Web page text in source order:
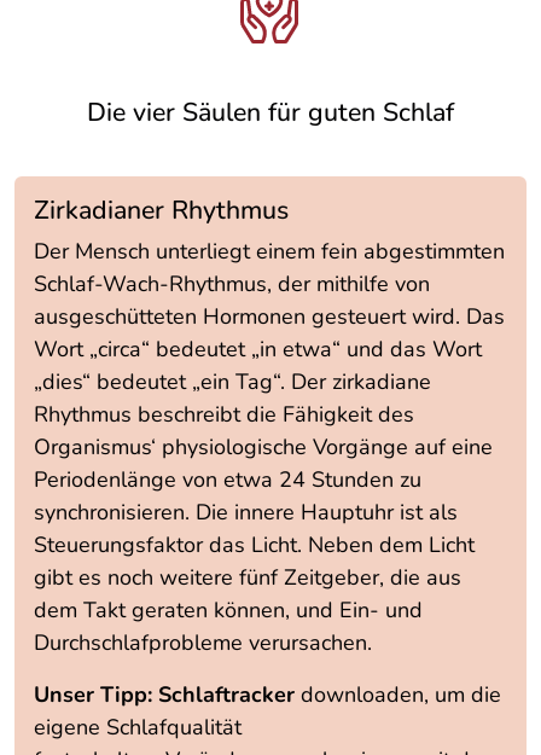
Die vier Säulen für guten Schlaf
Zirkadianer Rhythmus
Der Mensch unterliegt einem fein abgestimmten
Schlaf-Wach-Rhythmus, der mithilfe von
ausgeschütteten Hormonen gesteuert wird. Das
Wort „circa“ bedeutet „in etwa“ und das Wort
„dies“ bedeutet „ein Tag“. Der zirkadiane
Rhythmus beschreibt die Fähigkeit des
Organismus‘ physiologische Vorgänge auf eine
Periodenlänge von etwa 24 Stunden zu
synchronisieren. Die innere Hauptuhr ist als
Steuerungsfaktor das Licht. Neben dem Licht
gibt es noch weitere fünf Zeitgeber, die aus
dem Takt geraten können, und Ein- und
Durchschlafprobleme verursachen.
Unser Tipp: Schlaftracker downloaden, um die
eigene Schlafqualität